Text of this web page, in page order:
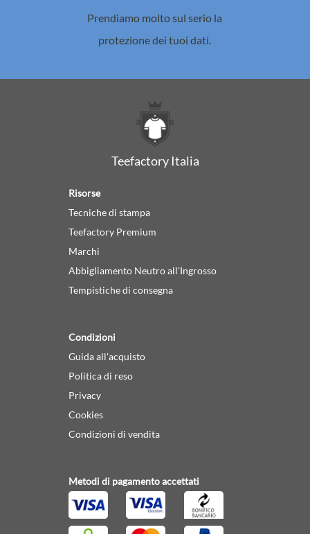
Prendiamo molto sul serio la
protezione dei tuoi dati.
Teefactory Italia
Risorse
Tecniche di stampa
Teefactory Premium
Marchi
Abbigliamento Neutro all'Ingrosso
Tempistiche di consegna
Condizioni
Guida all'acquisto
Politica di reso
Privacy
Cookies
Condizioni di vendita
Metodi di pagamento accettati